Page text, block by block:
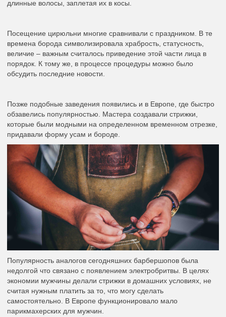
длинные волосы, заплетая их в косы.
Посещение цирюльни многие сравнивали с праздником. В те
времена борода символизировала храбрость, статусность,
величие – важным считалось приведение этой части лица в
порядок. К тому же, в процессе процедуры можно было
обсудить последние новости.
Позже подобные заведения появились и в Европе, где быстро
обзавелись популярностью. Мастера создавали стрижки,
которые были модными на определенном временном отрезке,
придавали форму усам и бороде.
Популярность аналогов сегодняшних барбершопов была
недолгой что связано с появлением электробритвы. В целях
экономии мужчины делали стрижки в домашних условиях, не
считая нужным платить за то, что могу сделать
самостоятельно. В Европе функционировало мало
парикмахерских для мужчин.